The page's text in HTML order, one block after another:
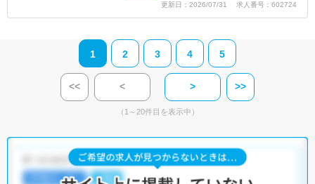
更新日：2026/07/31 求人番号：602724
1 2 3 4 5
<< < > >>
（1～20件目を表示中）